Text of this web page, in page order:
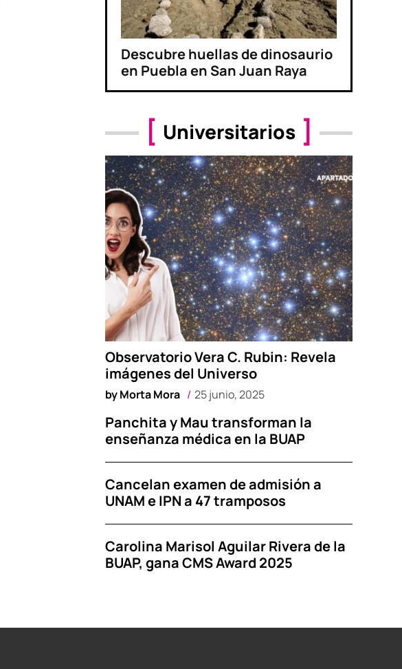
Descubre huellas de dinosaurio
en Puebla en San Juan Raya
Universitarios
Observatorio Vera C. Rubin: Revela
imágenes del Universo
byMorta Mora 25 junio, 2025
Panchita y Mau transforman la
enseñanza médica en la BUAP
Cancelan examen de admisión a
UNAM e IPN a 47 tramposos
Carolina Marisol Aguilar Rivera de la
BUAP, gana CMS Award 2025